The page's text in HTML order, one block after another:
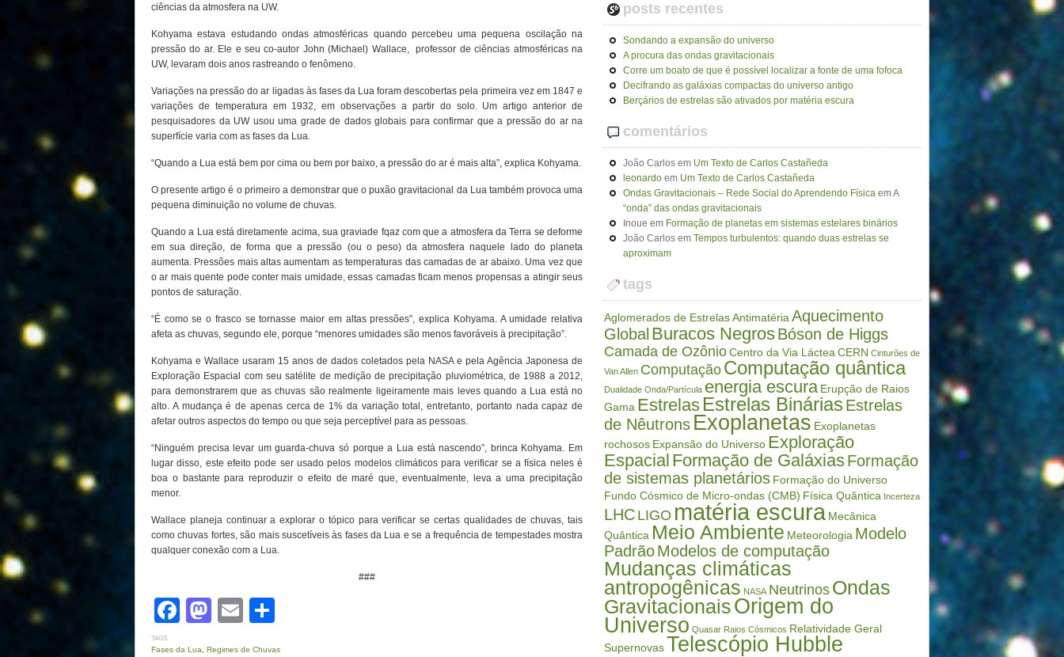
ciências da atmosfera na UW.
Kohyama estava estudando ondas atmosféricas quando percebeu uma pequena oscilação na
pressão do ar. Ele e seu co-autor John (Michael) Wallace, professor de ciências atmosféricas na
UW, levaram dois anos rastreando o fenômeno.
Variações na pressão do ar ligadas às fases da Lua foram descobertas pela primeira vez em 1847 e
variações de temperatura em 1932, em observações a partir do solo. Um artigo anterior de
pesquisadores da UW usou uma grade de dados globais para confirmar que a pressão do ar na
superfície varia com as fases da Lua.
“Quando a Lua está bem por cima ou bem por baixo, a pressão do ar é mais alta”, explica Kohyama.
O presente artigo é o primeiro a demonstrar que o puxão gravitacional da Lua também provoca uma
pequena diminuição no volume de chuvas.
Quando a Lua está diretamente acima, sua graviade fqaz com que a atmosfera da Terra se deforme
em sua direção, de forma que a pressão (ou o peso) da atmosfera naquele lado do planeta
aumenta. Pressões mais altas aumentam as temperaturas das camadas de ar abaixo. Uma vez que
o ar mais quente pode conter mais umidade, essas camadas ficam menos propensas a atingir seus
pontos de saturação.
“É como se o frasco se tornasse maior em altas pressões”, explica Kohyama. A umidade relativa
afeta as chuvas, segundo ele, porque “menores umidades são menos favoráveis à precipitação”.
Kohyama e Wallace usaram 15 anos de dados coletados pela NASA e pela Agência Japonesa de
Exploração Espacial com seu satélite de medição de precipitação pluviométrica, de 1988 a 2012,
para demonstrarem que as chuvas são realmente ligeiramente mais leves quando a Lua está no
alto. A mudança é de apenas cerca de 1% da variação total, entretanto, portanto nada capaz de
afetar outros aspectos do tempo ou que seja perceptível para as pessoas.
“Ninguém precisa levar um guarda-chuva só porque a Lua está nascendo”, brinca Kohyama. Em
lugar disso, este efeito pode ser usado pelos modelos climáticos para verificar se a física neles é
boa o bastante para reproduzir o efeito de maré que, eventualmente, leva a uma precipitação
menor.
Wallace planeja continuar a explorar o tópico para verificar se certas qualidades de chuvas, tais
como chuvas fortes, são mais suscetíveis às fases da Lua e se a frequência de tempestades mostra
qualquer conexão com a Lua.
###
Facebook
Mastodon
Email
TAGS
Fases da Lua, Regimes de Chuvas
posts recentes
Sondando a expansão do universo
A procura das ondas gravitacionais
Corre um boato de que é possível localizar a fonte de uma fofoca
Decifrando as galáxias compactas do universo antigo
Berçários de estrelas são ativados por matéria escura
comentários
João Carlos em Um Texto de Carlos Castañeda
leonardo em Um Texto de Carlos Castañeda
Ondas Gravitacionais – Rede Social do Aprendendo Física emA
“onda” das ondas gravitacionais
Inoue em Formação de planetas em sistemas estelares binários
João Carlos em Tempos turbulentos: quando duas estrelas se
aproximam
tags
Aglomerados de EstrelasAntimatéria Aquecimento
Global Buracos NegrosBóson de Higgs
Camada de OzônioCentro da Via Láctea CERN Cinturões de
Van Allen Computação Computação quântica
Dualidade Onda/Partícula energia escura Erupção de Raios
Gama Estrelas Estrelas Binárias Estrelas
de Nêutrons Exoplanetas Exoplanetas
rochosos Expansão do Universo Exploração
Espacial Formação de GaláxiasFormação
de sistemas planetários Formação do Universo
Fundo Cósmico de Micro-ondas (CMB) Física Quântica Incerteza
LHC LIGO matéria escura Mecânica
Quântica Meio Ambiente Meteorologia Modelo
PadrãoModelos de computação
Mudanças climáticas
antropogênicas NASA Neutrinos Ondas
GravitacionaisOrigem do
Universo Quasar Raios Cósmicos Relatividade Geral
SupernovasTelescópio Hubble